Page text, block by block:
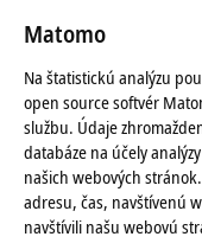
Matomo
Na štatistickú analýzu
open source softvér
službu. Údaje
databáze na účely
našich webových
adresu, čas, navštívenú
navštívili našu webovú